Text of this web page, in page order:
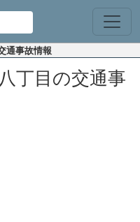
通事故情報
丁目の交通事